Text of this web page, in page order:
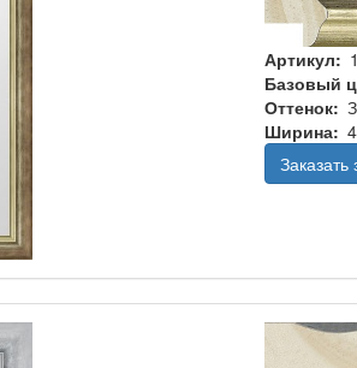
Артикул
Базовый
Оттенок
Ширина